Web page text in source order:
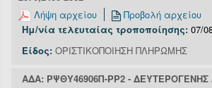
Λήψη αρχείου
Προβολή αρχείου
Ημ/νία τελευταίας τροποποίησης: 07/
Είδος: ΟΡΙΣΤΙΚΟΠΟΙΗΣΗ ΠΛΗΡΩΜΗΣ
ΑΔΑ: ΡΨΘΥ46906Π-ΡΡ2 - ΔΕΥΤΕΡΟΓΕΝΗΣ